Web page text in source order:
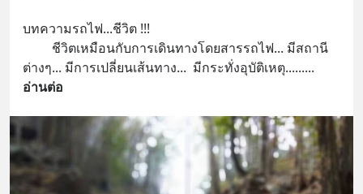
บทความรถไฟ...ชีวิต !!!
ต่างๆ... มีการเปลี่ยนเส้นทาง...  มีกระทั่งอุบัติเหตุ......
อ่านต่อ